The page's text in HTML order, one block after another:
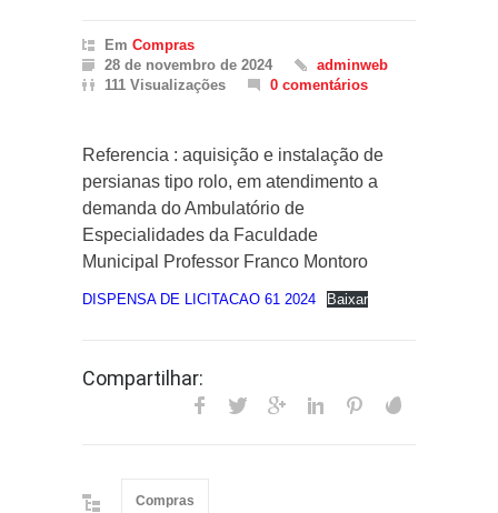
Em Compras
28 de novembro de 2024
adminweb
111 Visualizações
0 comentários
Referencia : aquisição e instalação de
persianas tipo rolo, em atendimento a
demanda do Ambulatório de
Especialidades da Faculdade
Municipal Professor Franco Montoro
DISPENSA DE LICITACAO 61 2024 Baixar
Compartilhar:
Compras